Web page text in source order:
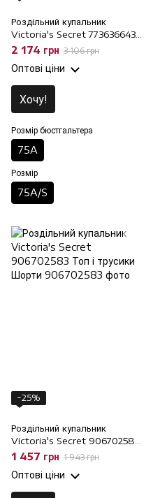
Роздільний купальник
Victoria's Secret 773636643
Топ і трусики Чіки, 75A/S, 75A
2 174 грн 3 106 грн
Оптові ціни
Хочу!
Розмір бюстгальтера
75A
Розмір
75A/S
−25%
Роздільний купальник
Victoria's Secret 906702583
Топ і трусики Шорти, 75E/M,
1 457 грн 1 943 грн
Оптові ціни